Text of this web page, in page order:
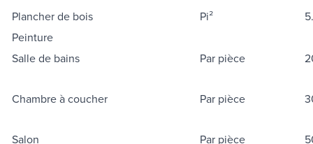
Plancher de bois Pi²
Peinture
Salle de bains
Par pièce
Chambre à coucher Par pièce
Salon Par pièce